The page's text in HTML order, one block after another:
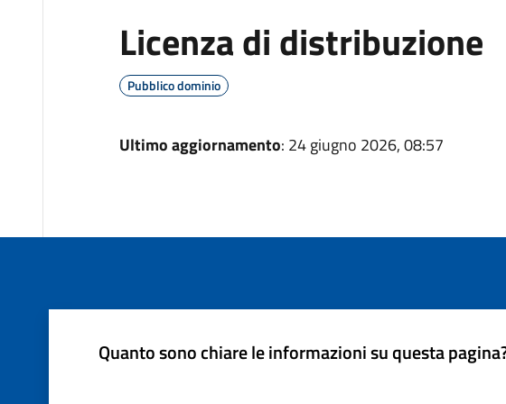
Licenza di distribuzione
Pubblico dominio
Ultimo aggiornamento: 24 giugno 2026, 08:57
Quanto sono chiare le informazioni su questa